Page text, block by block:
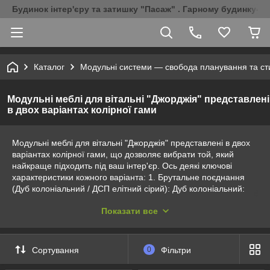
Будинок інтер'єру та затишку "Пасаж" . Гарному будинку-
Каталог Модульні системи — свобода планування та
Модульні меблі для вітальні "Джорджія" представлені
в двох варіантах колірної гами
Модульні меблі для вітальні "Джорджія" представлені в двох
варіантах колірної гами, що дозволяє вибрати той, який
найкраще підходить під ваш інтер'єр. Ось деякі ключові
характеристики кожного варіанта: 1. Брутальне поєднання
(Дуб колоніальний / ДСП елітний сірий): Дуб колоніальний:
стильного вигляду. Це також надає кімнаті агресивного
відтінок доповнює дуб колоніальний та створює
збалансований та сучасний дизайн. 2. Благородний світлий
(Андерсон пайн/ДСП у стилі прованс): Андерсон пайн:
Показати все
Сортування 0 Фільтри